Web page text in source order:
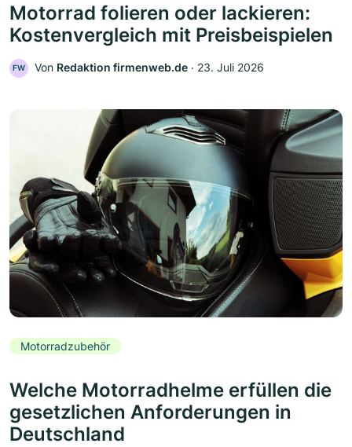
Motorrad folieren oder lackieren:
Kostenvergleich mit Preisbeispielen
FW Von Redaktion firmenweb.de ‧ 23. Juli 2026
Motorradzubehör
Welche Motorradhelme erfüllen die
gesetzlichen Anforderungen in
Deutschland